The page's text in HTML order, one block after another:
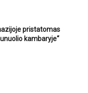
pristatomas
kambaryje“